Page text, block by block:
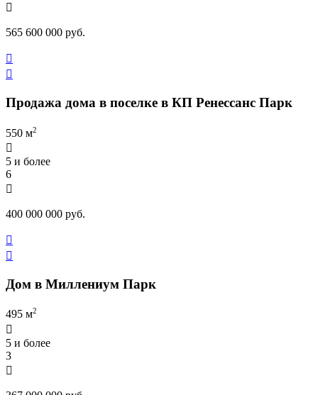

565 600 000 руб.


Продажа дома в поселке в КП Ренессанс Парк
550 м2

5 и более
6

400 000 000 руб.


Дом в Миллениум Парк
495 м2

5 и более
3
